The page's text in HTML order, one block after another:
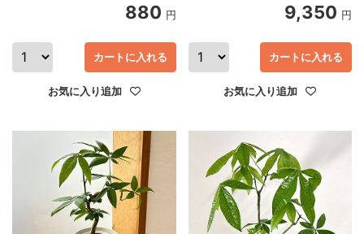
880 円
カートに入れる
お気に入り追加
9,350 円
カートに入れる
お気に入り追加